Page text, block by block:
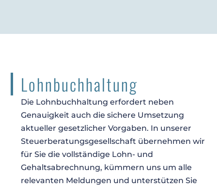
Lohnbuchhaltung
Die Lohnbuchhaltung erfordert neben
Genauigkeit auch die sichere Umsetzung
aktueller gesetzlicher Vorgaben. In unserer
Steuerberatungsgesellschaft übernehmen wir
für Sie die vollständige Lohn- und
Gehaltsabrechnung, kümmern uns um alle
relevanten Meldungen und unterstützen Sie